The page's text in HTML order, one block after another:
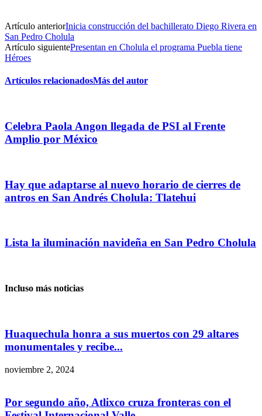
Artículo anteriorInicia construcción del bachillerato Diego Rivera en
San Pedro Cholula
Artículo siguientePresentan en Cholula el programa Puebla tiene
Héroes
Artículos relacionadosMás del autor
Celebra Paola Angon llegada de PSI al Frente
Amplio por México
Hay que adaptarse al nuevo horario de cierres de
antros en San Andrés Cholula: Tlatehui
Lista la iluminación navideña en San Pedro Cholula
Incluso más noticias
Huaquechula honra a sus muertos con 29 altares
monumentales y recibe...
noviembre 2, 2024
Por segundo año, Atlixco cruza fronteras con el